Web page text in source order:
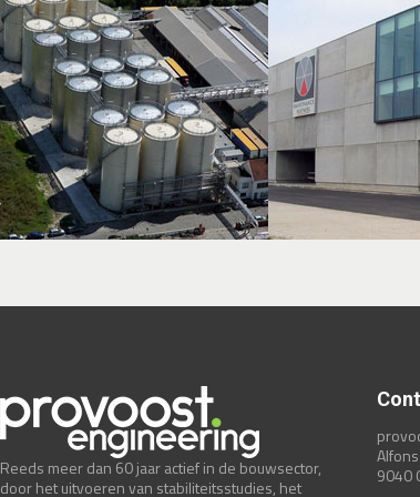
Reeds meer dan 60 jaar actief in de bouwsector,
door het uitvoeren van stabiliteitsstudies, het
9040